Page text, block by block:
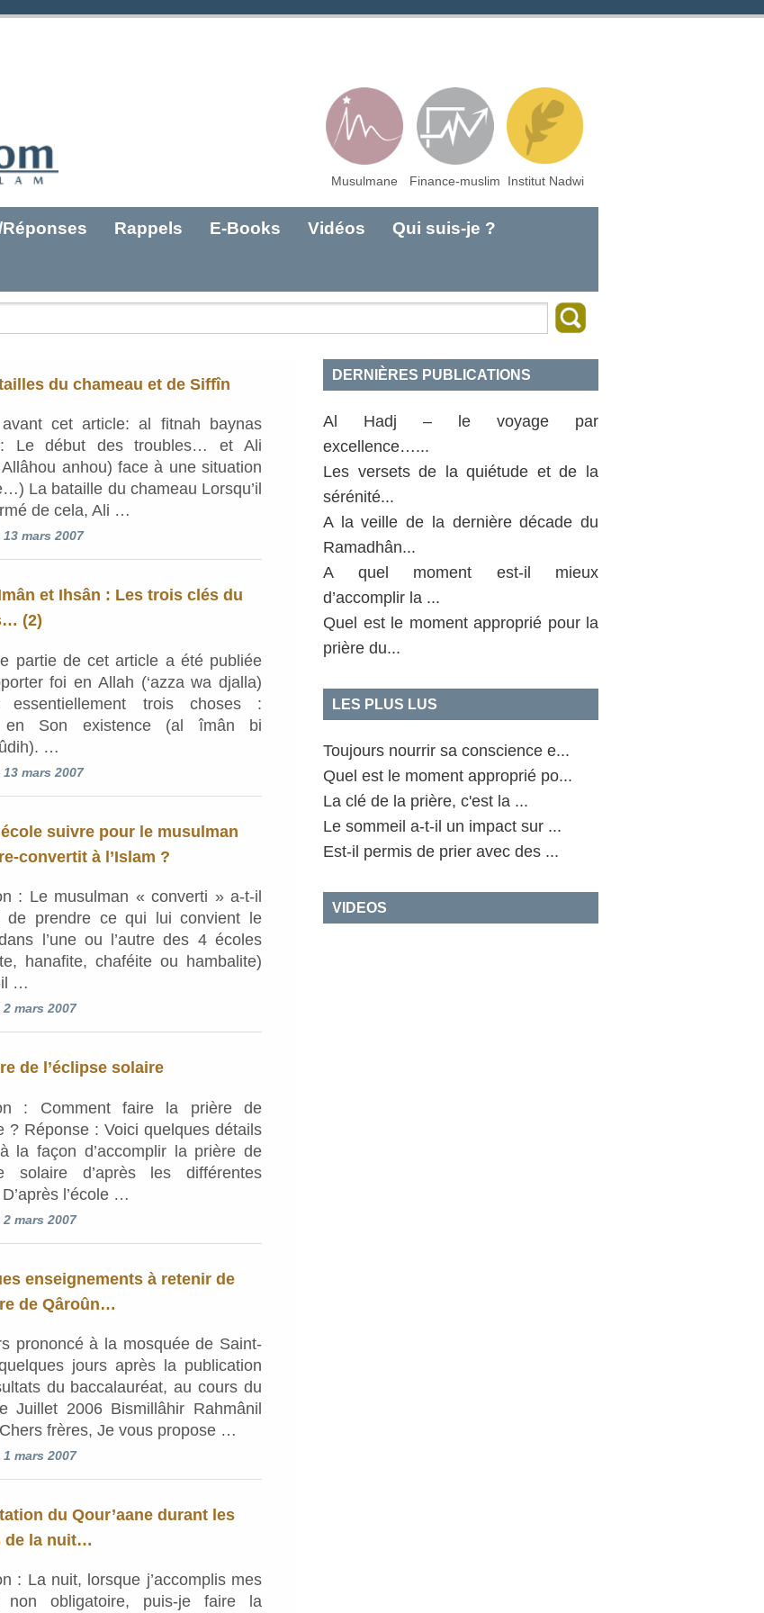
Musulmane Finance-muslim Institut Nadwi
Rappels E-Books Vidéos Qui suis-je ?
du chameau et de Siffîn
cet article: al fitnah baynas
Le début des troubles… et Ali
anhou) face à une situation
La bataille du chameau Lorsqu’il
de cela, Ali …
mars 2007
et Ihsân : Les trois clés du
(2)
partie de cet article a été publiée
foi en Allah (‘azza wa djalla)
essentiellement trois choses :
en Son existence (al îmân bi
…
mars 2007
suivre pour le musulman
convertit à l’Islam ?
: Le musulman « converti » a-t-il
de prendre ce qui lui convient le
l’une ou l’autre des 4 écoles
hanafite, chaféite ou hambalite)
il …
mars 2007
de l’éclipse solaire
: Comment faire la prière de
? Réponse : Voici quelques détails
la façon d’accomplir la prière de
solaire d’après les différentes
l’école …
mars 2007
enseignements à retenir de
de Qâroûn…
prononcé à la mosquée de Saint-
jours après la publication
du baccalauréat, au cours du
Juillet 2006 Bismillâhir Rahmânil
frères, Je vous propose …
mars 2007
du Qour’aane durant les
de la nuit…
: La nuit, lorsque j’accomplis mes
non obligatoire, puis-je faire la
DERNIÈRES PUBLICATIONS
Al Hadj – le voyage par
excellence…...
Les versets de la quiétude et de la
sérénité...
A la veille de la dernière décade du
Ramadhân...
A quel moment est-il mieux
d’accomplir la ...
Quel est le moment approprié pour la
prière du...
LES PLUS LUS
Toujours nourrir sa conscience e...
Quel est le moment approprié po...
La clé de la prière, c'est la ...
Le sommeil a-t-il un impact sur ...
Est-il permis de prier avec des ...
VIDEOS